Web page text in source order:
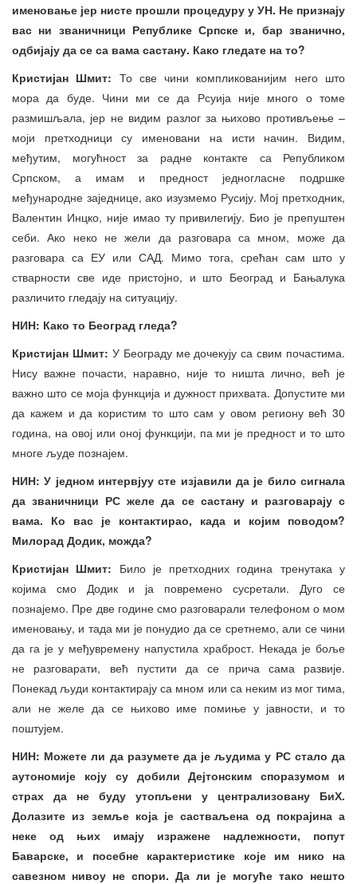
именовање јер нисте прошли процедуру у УН. Не признају
вас ни званичници Републике Српске и, бар званично,
одбијају да се са вама састану. Како гледате на то?
Кристијан Шмит: То све чини компликованијим него што
мора да буде. Чини ми се да Рсуија није много о томе
размишљала, јер не видим разлог за њихово противљење –
моји претходници су именовани на исти начин. Видим,
међутим, могућност за радне контакте са Републиком
Српском, а имам и предност једногласне подршке
међународне заједнице, ако изузмемо Русију. Мој претходник,
Валентин Инцко, није имао ту привилегију. Био је препуштен
себи. Ако неко не жели да разговара са мном, може да
разговара са ЕУ или САД. Мимо тога, срећан сам што у
стварности све иде пристојно, и што Београд и Бањалука
различито гледају на ситуацију.
НИН: Како то Београд гледа?
Кристијан Шмит: У Београду ме дочекују са свим почастима.
Нису важне почасти, наравно, није то ништа лично, већ је
важно што се моја функција и дужност прихвата. Допустите ми
да кажем и да користим то што сам у овом региону већ 30
година, на овој или оној функцији, па ми је предност и то што
многе људе познајем.
НИН: У једном интервјуу сте изјавили да је било сигнала
да званичници РС желе да се састану и разговарају с
вама. Ко вас је контактирао, када и којим поводом?
Милорад Додик, можда?
Кристијан Шмит: Било је претходних година тренутака у
којима смо Додик и ја повремено сусретали. Дуго се
познајемо. Пре две године смо разговарали телефоном о мом
именовању, и тада ми је понудио да се сретнемо, али се чини
да га је у међувремену напустила храброст. Некада је боље
не разговарати, већ пустити да се прича сама развије.
Понекад људи контактирају са мном или са неким из мог тима,
али не желе да се њихово име помиње у јавности, и то
поштујем.
НИН: Можете ли да разумете да је људима у РС стало да
аутономије коју су добили Дејтонским споразумом и
страх да не буду утопљени у централизовану БиХ.
Долазите из земље која је састваљена од покрајина а
неке од њих имају изражене надлежности, попут
Баварске, и посебне карактеристике које им нико на
савезном нивоу не спори. Да ли је могуће тако нешто